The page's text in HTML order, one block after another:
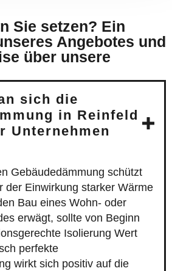
Sie setzen? Ein
Angebotes und
über unsere
sich die
in Reinfeld
Unternehmen
Gebäudedämmung schützt
der Einwirkung starker Wärme
Bau eines Wohn- oder
erwägt, sollte von Beginn
Isolierung Wert
perfekte
wirkt sich positiv auf die